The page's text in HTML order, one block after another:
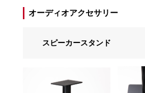
オーディオアクセサリー
スピーカースタンド